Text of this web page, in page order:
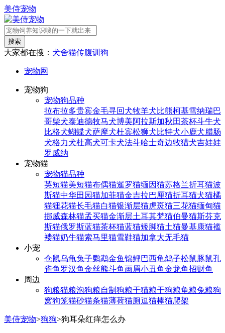
美侍宠物
搜索
大家都在搜： 犬舍猫传腹训狗
宠物网
宠物狗
宠物狗品种
拉布拉多贵宾金毛寻回犬牧羊犬比熊柯基雪纳瑞巴
哥柴犬泰迪德牧马犬博美阿拉斯加秋田茶杯斗牛犬
比格犬蝴蝶犬萨摩犬杜宾松狮犬比特犬小鹿犬腊肠
犬格力犬杜高犬可卡犬法斗哈士奇边牧猎犬吉娃娃
罗威纳
宠物猫
宠物猫品种
英短猫美短猫布偶猫暹罗猫缅因猫苏格兰折耳猫波
斯猫中华田园猫加菲猫金吉拉巴厘猫折耳猫犬猫橘
猫狸花猫长毛猫白猫银渐层猫虎斑猫三花猫缅甸猫
挪威森林猫孟买猫金渐层土耳其梵猫伯曼猫斯芬克
斯猫俄罗斯蓝猫茶杯猫蓝猫矮脚猫土猫曼基康猫褴
褛猫奶牛猫索马里猫雪鞋猫加拿大无毛猫
小宠
仓鼠乌龟兔子鹦鹉金鱼锦鲤巴西龟鸽子松鼠豚鼠孔
雀鱼 罗汉鱼金丝熊斗鱼画眉小丑鱼金龙鱼招财鱼
周边
狗粮猫粮泡狗粮自制狗粮干猫粮干狗粮龟粮兔粮狗
窝狗笼猫砂猫条猫薄荷猫厕逗猫棒猫爬架
美侍宠物>狗狗>狗耳朵红痒怎么办